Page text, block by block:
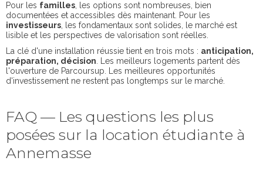
Pour les familles , les options sont nombreuses, bien
documentées et accessibles dès maintenant. Pour les
investisseurs , les fondamentaux sont solides, le marché est
lisible et les perspectives de valorisation sont réelles.
La clé d'une installation réussie tient en trois mots : anticipation,
préparation, décision . Les meilleurs logements partent dès
l'ouverture de Parcoursup. Les meilleures opportunités
d'investissement ne restent pas longtemps sur le marché.
FAQ — Les questions les plus
posées sur la location étudiante à
Annemasse